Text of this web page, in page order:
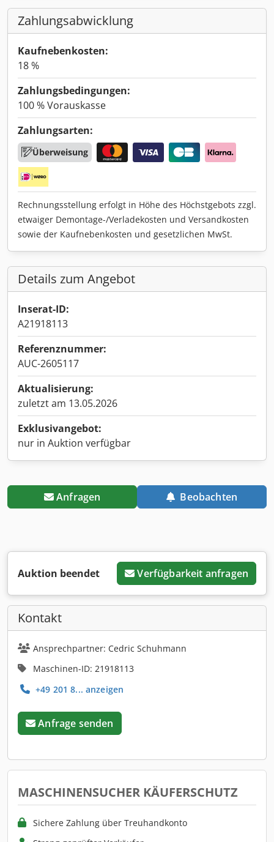
Zahlungsabwicklung
Kaufnebenkosten:
18 %
Zahlungsbedingungen:
100 % Vorauskasse
Zahlungsarten:
Überweisung
Rechnungsstellung erfolgt in Höhe des Höchstgebots zzgl.
etwaiger Demontage-/Verladekosten und Versandkosten
sowie der Kaufnebenkosten und gesetzlichen MwSt.
Details zum Angebot
Inserat-ID:
A21918113
Referenznummer:
AUC-2605117
Aktualisierung:
zuletzt am 13.05.2026
Exklusivangebot:
nur in Auktion verfügbar
Anfragen Beobachten
Auktion beendet Verfügbarkeit anfragen
Kontakt
Ansprechpartner: Cedric Schuhmann
Maschinen-ID: 21918113
+49 201 8... anzeigen
Anfrage senden
MASCHINENSUCHER KÄUFERSCHUTZ
Sichere Zahlung über Treuhandkonto